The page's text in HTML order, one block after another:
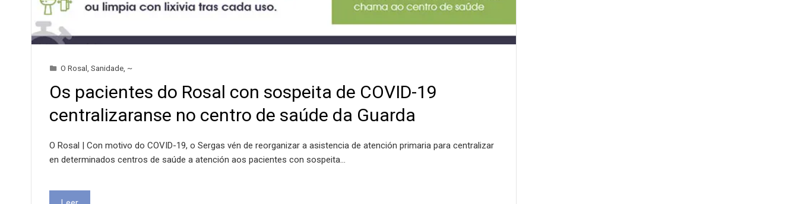
O Rosal Sanidade ~
Os pacientes do Rosal con sospeita de COVID-19
centralizaranse no centro de saúde da Guarda
O Rosal | Con motivo do COVID-19, o Sergas vén de reorganizar a asistencia de atención primaria para centralizar
en determinados centros de saúde a atención aos pacientes con sospeita…